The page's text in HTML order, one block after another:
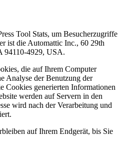
Tool Stats, um Besucherzugriffe
ist die Automattic Inc., 60 29th
94110-4929, USA.
die auf Ihrem Computer
Analyse der Benutzung der
Cookies generierten Informationen
werden auf Servern in den
wird nach der Verarbeitung und
auf Ihrem Endgerät, bis Sie